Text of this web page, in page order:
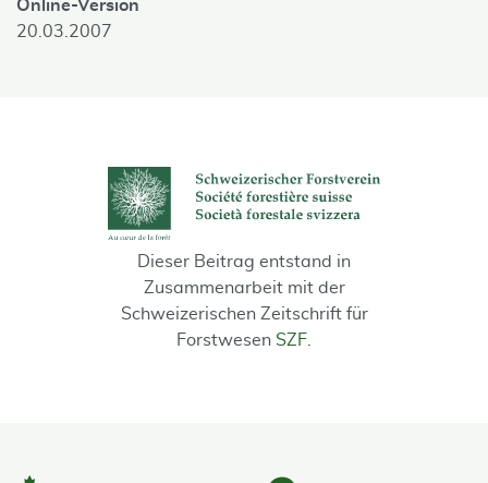
Online-Version
20.03.2007
Dieser Beitrag entstand in
Zusammenarbeit mit der
Schweizerischen Zeitschrift für
Forstwesen SZF